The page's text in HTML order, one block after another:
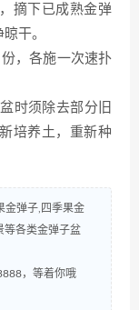
摘下已成熟金弹
干。
，各施一次速扑
时须除去部分旧
培养土，重新种
金弹子,四季果金
等各类金弹子盆
，等着你哦